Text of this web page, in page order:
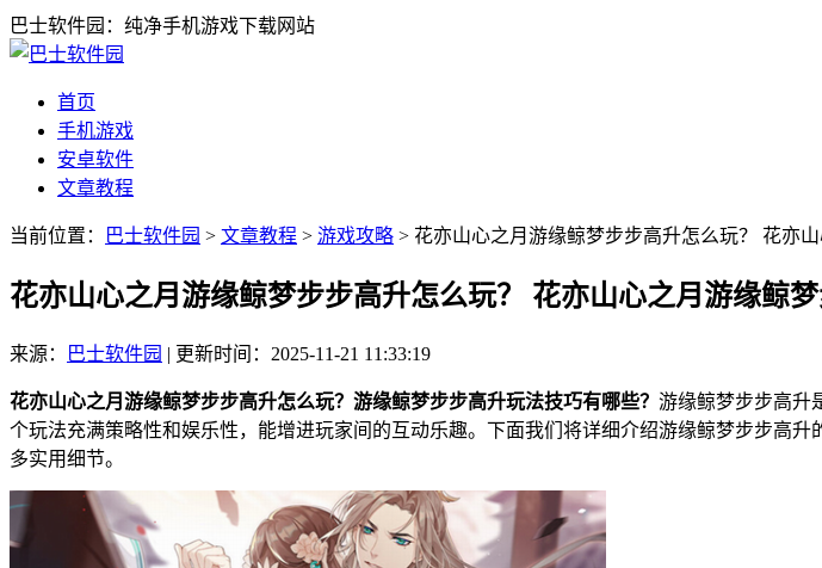
巴士软件园：纯净手机游戏下载网站
首页
手机游戏
安卓软件
文章教程
当前位置： 巴士软件园 > 文章教程 > 游戏攻略 > 花亦山心之月游缘鲸梦步步高升怎么玩？ 花亦
花亦山心之月游缘鲸梦步步高升怎么玩？ 花亦山心之月游缘鲸
来源： 巴士软件园 | 更新时间：2025-11-21 11:33:19
花亦山心之月游缘鲸梦步步高升怎么玩？游缘鲸梦步步高升玩法技巧有哪些？ 游缘鲸梦步步高升
个玩法充满策略性和娱乐性，能增进玩家间的互动乐趣。下面我们将详细介绍游缘鲸梦步步高
多实用细节。